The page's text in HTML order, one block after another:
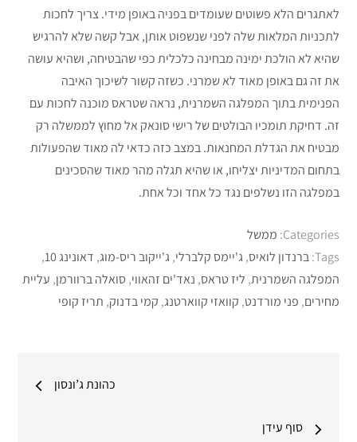
לאתגרים הלא פשוטים שעומדים בפניה באופן מידי. צריך לחכות
לתכניות המלאות שלה לפני שנשפוט אותן, אבל קשה שלא להרגיש
שהיא לא הולכת ימינה מבחינה כלכלית כפי שהבטיחה, ושהיא עושה
את זה גם באופן מאוד לא שמרני. כשזה קשור לשיכוך האיבה
הפנימית בתוך המפלגה השמרנית, נראה שטראס מוכנה לחכות עם
זה. דחיקת תומכיו הבולטים של רישי סונאק אל מחוץ לממשלה רק
מבטיח את הגדלת המחנאות. במצב כזה כדאי לה מאוד שהפעולות
בתחום המדיניות יצליחו, או שהיא תגלה מהר מאוד שהסכינים
במפלגה הזו נשלפים נגד כל אחד וכל אחת.
Categories: ממשל
Tags: ברנדון לואיס, ג'יימס קלברלי, ג'ייקוב ריס-מוג, דאונינג 10
,
המפלגה השמרנית, ליז טראס, נאד'ים זהאווי,סואלה ברוורמן, עליית
מחירים, פני מורדנט, קוואזי קווארטנג, קמי בדנוק, תריז קופי
כהונת ג’ונסון
סוף עידן